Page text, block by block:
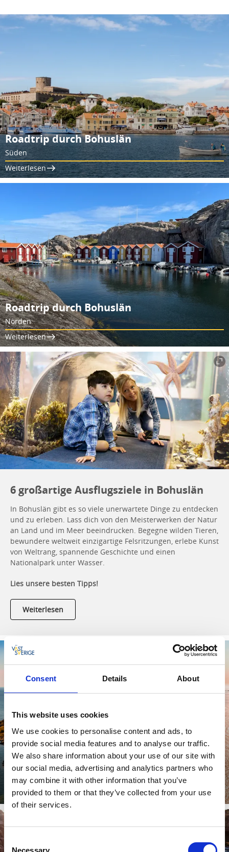
Consent Details About
This website uses cookies
We use cookies to personalise content and ads, to
provide social media features and to analyse our traffic.
We also share information about your use of our site with
our social media, advertising and analytics partners who
may combine it with other information that you’ve
provided to them or that they’ve collected from your use
of their services.
Consent
Necessary
Roadtrip durch Bohuslän
Süden
Weiterlesen
Roadtrip durch Bohuslän
Norden
Weiterlesen
6 großartige Ausflugsziele in Bohuslän
In Bohuslän gibt es so viele unerwartete Dinge zu entdecken
und zu erleben. Lass dich von den Meisterwerken der Natur
an Land und im Meer beeindrucken. Begegne wilden Tieren,
bewundere weltweit einzigartige Felsritzungen, erlebe Kunst
von Weltrang, spannende Geschichte und einen
Nationalpark unter Wasser.
Lies unsere besten Tipps!
Weiterlesen
Inselhüpfen
Schwedens Westküste mit dem Boot erleben
Weiterlesen